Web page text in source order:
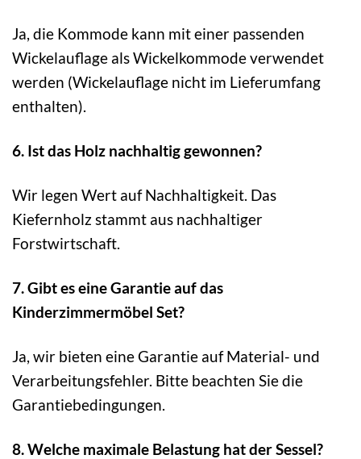
Ja, die Kommode kann mit einer passenden
Wickelauflage als Wickelkommode verwendet
werden (Wickelauflage nicht im Lieferumfang
enthalten).
6. Ist das Holz nachhaltig gewonnen?
Wir legen Wert auf Nachhaltigkeit. Das
Kiefernholz stammt aus nachhaltiger
Forstwirtschaft.
7. Gibt es eine Garantie auf das
Kinderzimmermöbel Set?
Ja, wir bieten eine Garantie auf Material- und
Verarbeitungsfehler. Bitte beachten Sie die
Garantiebedingungen.
8. Welche maximale Belastung hat der Sessel?